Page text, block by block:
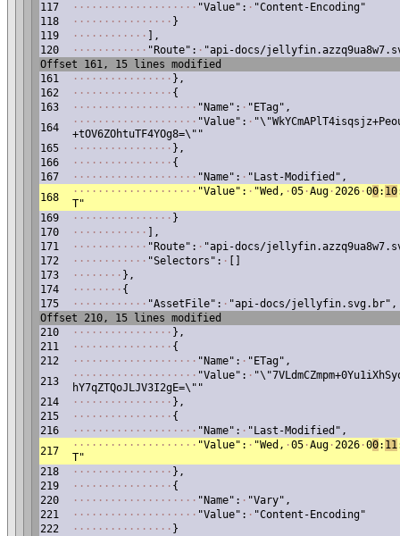
117
· · · · · · · · · · · · · · · · · · · · "Value": · "Content-Encoding"
118
· · · · · · · · · · · · · · · · }
119
· · · · · · · · · · · ·
],
120
· · · · · · · · · · · · "Route": · "api-docs/
Offset 161, 15 lines modified
161
· · · · · · · · · · · · · · · · },
162
· · · · · · · · · · · · · · · · {
163
· · · · · · · · · · · · · · · · · · · · "Name": · "ETag",
164
· · · · · · · · · · · · · · · · · · · · "Value": ·
+tOV6ZOhtuTF4YOg8=\""
165
· · · · · · · · · · · · · · · · },
166
· · · · · · · · · · · · · · · · {
167
· · · · · · · · · · · · · · · · · · · · "Name": · "Last-Modified",
168
· · · · · · · · · · · · · · · · · · · · "Value": · "Wed, ·05 ·Aug ·2026 ·00: 10
T"
169
· · · · · · · · · · · · · · · · }
170
· · · · · · · · · · · ·
],
171
· · · · · · · · · · · · "Route": · "api-docs/
172
· · · · · · · · · · · · "Selectors": ·
173
· · · · · · · · },
174
· · · · · · · · {
175
· · · · · · · · · · · · "AssetFile": · "api-docs/jellyfin.svg.br",
Offset 210, 15 lines modified
210
· · · · · · · · · · · · · · · · },
211
· · · · · · · · · · · · · · · · {
212
· · · · · · · · · · · · · · · · · · · · "Name": · "ETag",
213
· · · · · · · · · · · · · · · · · · · · "Value": ·
hY7qZTQoJLJV3I2gE=\""
214
· · · · · · · · · · · · · · · · },
215
· · · · · · · · · · · · · · · · {
216
· · · · · · · · · · · · · · · · · · · · "Name": · "Last-Modified",
217
· · · · · · · · · · · · · · · · · · · · "Value": · "Wed, ·05 ·Aug ·2026 ·00: 11
T"
218
· · · · · · · · · · · · · · · · },
219
· · · · · · · · · · · · · · · · {
220
· · · · · · · · · · · · · · · · · · · · "Name": · "Vary",
221
· · · · · · · · · · · · · · · · · · · · "Value": · "Content-Encoding"
222
· · · · · · · · · · · · · · · · }